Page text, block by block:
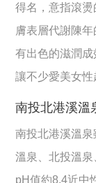
得名，意指滾
膚表層代謝陳
有出色的滋潤
讓不少愛美女性
南投北港溪溫
南投北港溪溫
溫泉、北投溫
pH值約8.4近中